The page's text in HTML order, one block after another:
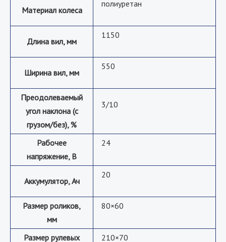
Материал колеса
полиуретан
Длина вил, мм
1150
Ширина вил, мм
550
Преодолеваемый
угол наклона (с
грузом/без), %
3/10
Рабочее
напряжение, В
24
Аккумулятор, Ач
20
Размер роликов,
мм
80×60
Размер рулевых 210×70